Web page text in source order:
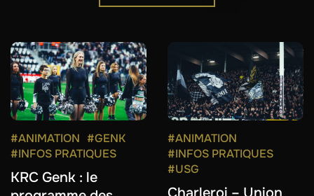
#ANIMATION #GENK
#INFOS PRATIQUES
KRC Genk : le
#ANIMATION
#INFOS PRATIQUES
#USG